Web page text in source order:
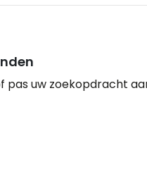
pas uw zoekopdracht